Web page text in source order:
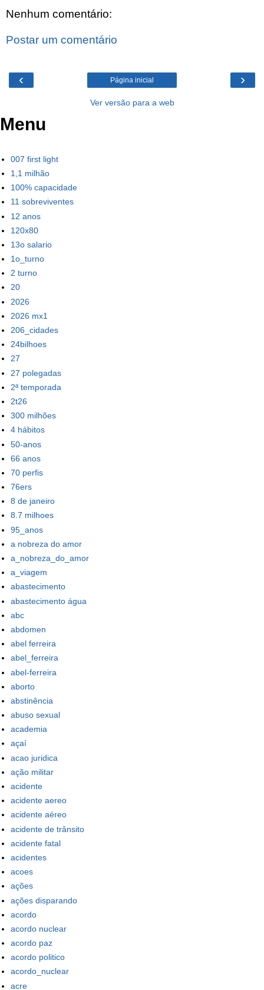
Nenhum comentário:
Postar um comentário
‹ ›
Página inicial
Ver versão para a web
Menu
007 first light
1,1 milhão
100% capacidade
11 sobreviventes
12 anos
120x80
13o salario
1o_turno
2 turno
20
2026
2026 mx1
206_cidades
24bilhoes
27
27 polegadas
2ª temporada
2t26
300 milhões
4 hábitos
50-anos
66 anos
70 perfis
76ers
8 de janeiro
8.7 milhoes
95_anos
a nobreza do amor
a_nobreza_do_amor
a_viagem
abastecimento
abastecimento água
abc
abdomen
abel ferreira
abel_ferreira
abel-ferreira
aborto
abstinência
abuso sexual
academia
açaí
acao juridica
ação militar
acidente
acidente aereo
acidente aéreo
acidente de trânsito
acidente fatal
acidentes
acoes
ações
ações disparando
acordo
acordo nuclear
acordo paz
acordo politico
acordo_nuclear
acre